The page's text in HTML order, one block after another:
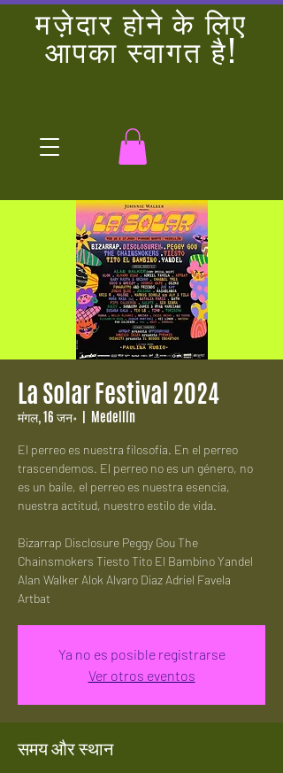
मज़ेदार होने के लिए
आपका स्वागत है!
La Solar Festival 2024
मंगल, 16 जन॰
  |
Medellín
El perreo es nuestra filosofía. En el perreo
trascendemos. El perreo no es un género, no
es un baile, el perreo es nuestra esencia,
nuestra actitud, nuestro estilo de vida.
Bizarrap Disclosure Peggy Gou The
Chainsmokers Tiesto Tito El Bambino Yandel
Alan Walker Alok Alvaro Diaz Adriel Favela
Artbat
Ya no es posible registrarse
Ver otros eventos
समय और स्थान